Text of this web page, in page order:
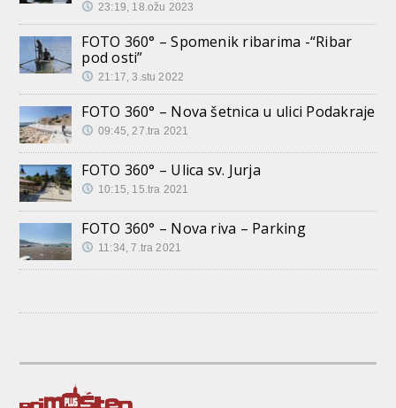
23:19, 18.ožu 2023
FOTO 360° – Spomenik ribarima -“Ribar
pod osti”
21:17, 3.stu 2022
FOTO 360° – Nova šetnica u ulici Podakraje
09:45, 27.tra 2021
FOTO 360° – Ulica sv. Jurja
10:15, 15.tra 2021
FOTO 360° – Nova riva – Parking
11:34, 7.tra 2021